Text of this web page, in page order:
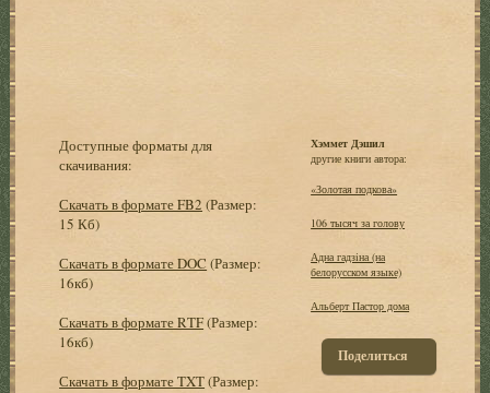
Доступные форматы для
скачивания:
Скачать в формате FB2 (Размер:
15 Кб)
Скачать в формате DOC (Размер:
16кб)
Скачать в формате RTF(Размер:
16кб)
Скачать в формате TXT(Размер:
Хэммет Дэшил
другие книги автора:
«Золотая подкова»
106 тысяч за голову
Адна гадзiна (на
белорусском языке)
Альберт Пастор дома
Поделиться